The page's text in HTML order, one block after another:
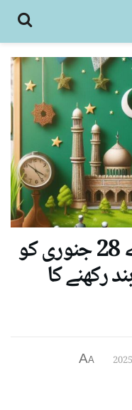
سندھ میں تعلیمی ادارے 28 جنوری کو
رکھنے کا
A
A